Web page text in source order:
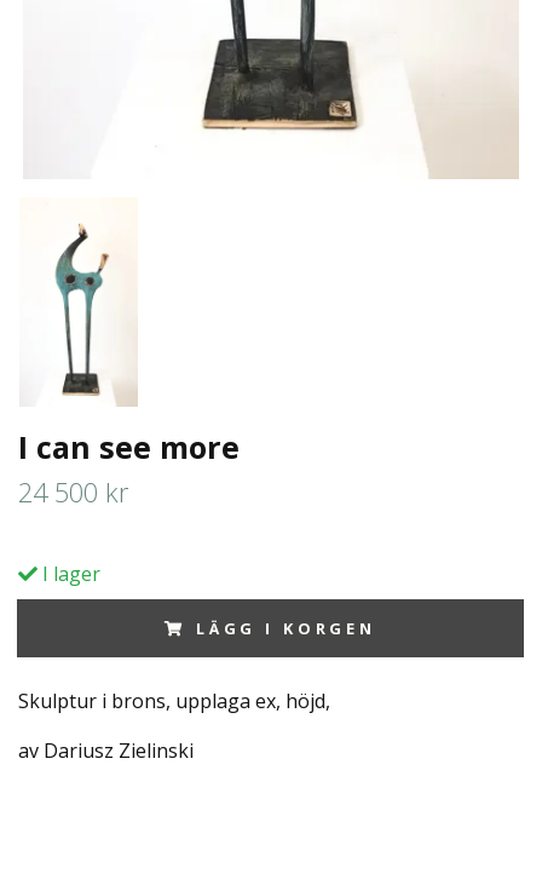
I can see more
24 500 kr
I lager
LÄGG I KORGEN
Skulptur i brons, upplaga ex, höjd,
av Dariusz Zielinski